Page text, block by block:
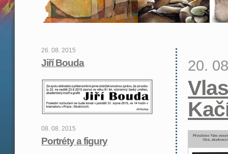
26. 08. 2015
Jiří Bouda
08. 08. 2015
Portréty a figury
20.